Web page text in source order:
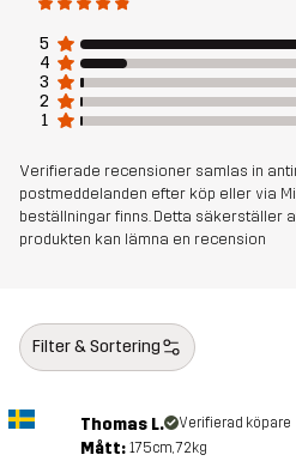
5
4
3
2
1
Verifierade recensioner samlas in
postmeddelanden efter köp eller via
beställningar finns. Detta säkerställer
produkten kan lämna en recension
Filter & Sortering
Thomas L. Verifierad köpare
Mått: 175cm, 72kg